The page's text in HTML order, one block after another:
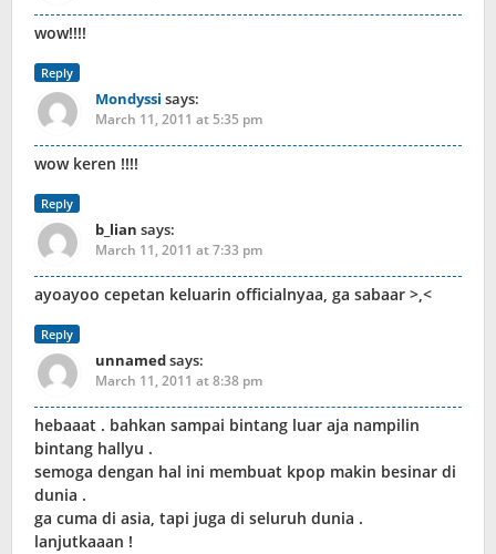
wow!!!!
Reply
Mondyssi says:
March 11, 2011 at 5:35 pm
wow keren !!!!
Reply
b_lian says:
March 11, 2011 at 7:33 pm
ayoayoo cepetan keluarin officialnyaa, ga sabaar >,<
Reply
unnamedsays:
March 11, 2011 at 8:38 pm
hebaaat . bahkan sampai bintang luar aja nampilin
bintang hallyu .
semoga dengan hal ini membuat kpop makin besinar di
dunia .
ga cuma di asia, tapi juga di seluruh dunia .
lanjutkaaan !